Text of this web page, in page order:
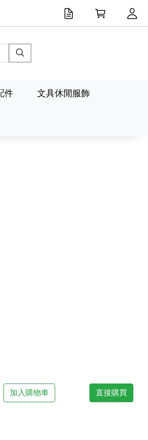
件 文具休閒服飾
加入購物車 直接購買